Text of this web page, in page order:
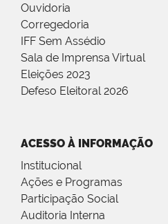
Ouvidoria
Corregedoria
IFF Sem Assédio
Sala de Imprensa Virtual
Eleições 2023
Defeso Eleitoral 2026
ACESSO À INFORMAÇÃO
Institucional
Ações e Programas
Participação Social
Auditoria Interna